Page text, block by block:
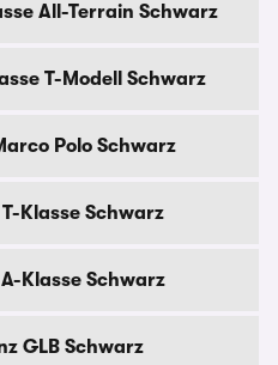
All-Terrain Schwarz
T-Modell Schwarz
Polo Schwarz
Klasse Schwarz
Klasse Schwarz
GLB Schwarz